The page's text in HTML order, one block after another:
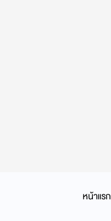
หน้าแรก